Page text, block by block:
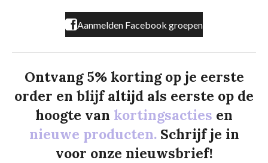
Aanmelden Facebook groepen
Ontvang 5% korting op je eerste
order en blijf altijd als eerste op de
hoogte van kortingsacties en
nieuwe producten. Schrijf je in
voor onze nieuwsbrief!